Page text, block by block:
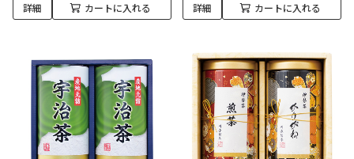
詳細 カートに入れる 詳細 カートに入れる